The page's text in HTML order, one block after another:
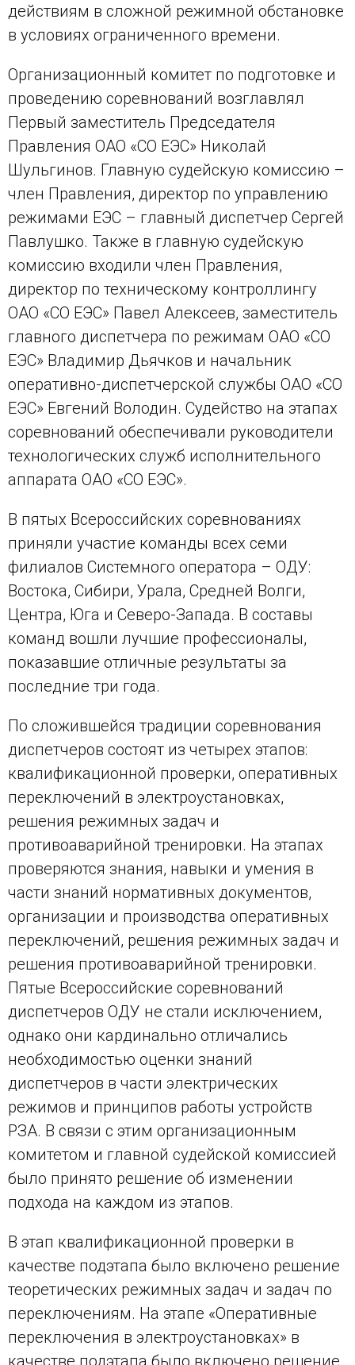
действиям в сложной режимной обстановке
в условиях ограниченного времени.
Организационный комитет по подготовке и
проведению соревнований возглавлял
Первый заместитель Председателя
Правления ОАО «СО ЕЭС» Николай
Шульгинов. Главную судейскую комиссию –
член Правления, директор по управлению
режимами ЕЭС – главный диспетчер Сергей
Павлушко. Также в главную судейскую
комиссию входили член Правления,
директор по техническому контроллингу
ОАО «СО ЕЭС» Павел Алексеев, заместитель
главного диспетчера по режимам ОАО «СО
ЕЭС» Владимир Дьячков и начальник
оперативно-диспетчерской службы ОАО «СО
ЕЭС» Евгений Володин. Судейство на этапах
соревнований обеспечивали руководители
технологических служб исполнительного
аппарата ОАО «СО ЕЭС».
В пятых Всероссийских соревнованиях
приняли участие команды всех семи
филиалов Системного оператора – ОДУ:
Востока, Сибири, Урала, Средней Волги,
Центра, Юга и Северо-Запада. В составы
команд вошли лучшие профессионалы,
показавшие отличные результаты за
последние три года.
По сложившейся традиции соревнования
диспетчеров состоят из четырех этапов:
квалификационной проверки, оперативных
переключений в электроустановках,
решения режимных задач и
противоаварийной тренировки. На этапах
проверяются знания, навыки и умения в
части знаний нормативных документов,
организации и производства оперативных
переключений, решения режимных задач и
решения противоаварийной тренировки.
Пятые Всероссийские соревнований
диспетчеров ОДУ не стали исключением,
однако они кардинально отличались
необходимостью оценки знаний
диспетчеров в части электрических
режимов и принципов работы устройств
РЗА. В связи с этим организационным
комитетом и главной судейской комиссией
было принято решение об изменении
подхода на каждом из этапов.
В этап квалификационной проверки в
качестве подэтапа было включено решение
теоретических режимных задач и задач по
переключениям. На этапе «Оперативные
переключения в электроустановках» в
качестве подэтапа было включено решение